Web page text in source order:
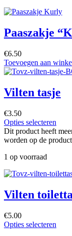
Paaszakje
€6.50
Toevoegen aan
Vilten tasje
€3.50
Opties selecteren
Dit product heeft
worden op de
1 op voorraad
Vilten
€5.00
Opties selecteren